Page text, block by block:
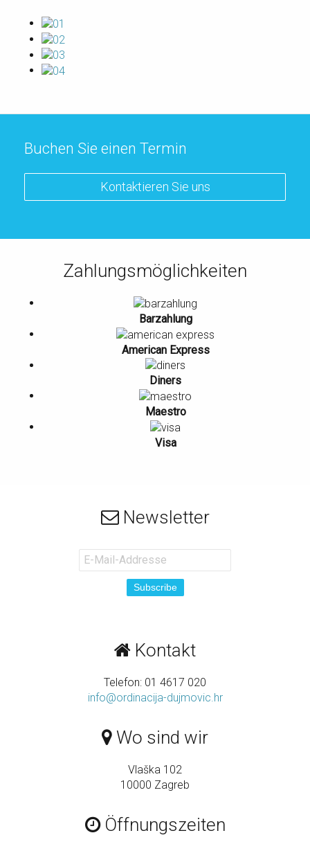
Buchen Sie einen Termin
Kontaktieren Sie uns
Zahlungsmöglichkeiten
Barzahlung
American Express
Diners
Maestro
Visa
Newsletter
Kontakt
Telefon: 01 4617 020
info@ordinacija-dujmovic.hr
Wo sind wir
Vlaška 102
10000 Zagreb
Öffnungszeiten